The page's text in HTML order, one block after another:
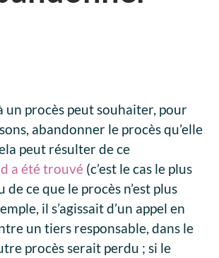
un procès peut souhaiter, pour
abandonner le procès qu’elle
peut résulter de ce
a été trouvé (c’est le cas le plus
ce que le procès n’est plus
il s’agissait d’un appel en
un tiers responsable, dans le
procès serait perdu ; si le